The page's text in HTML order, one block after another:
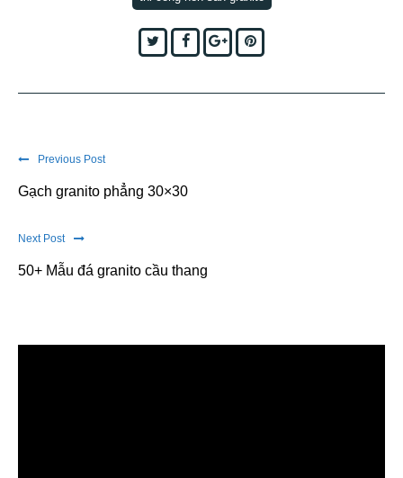
TwitterFacebookGoogle+Pinterest
Previous Post
Gạch granito phẳng 30×30
Next Post
50+ Mẫu đá granito cầu thang